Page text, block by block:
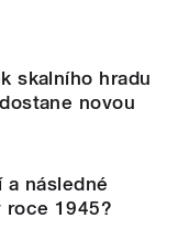
skalního hradu
novou
a následné
roce 1945?